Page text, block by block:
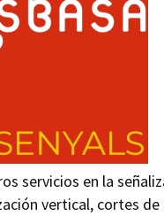
servicios en la
vertical, cortes de